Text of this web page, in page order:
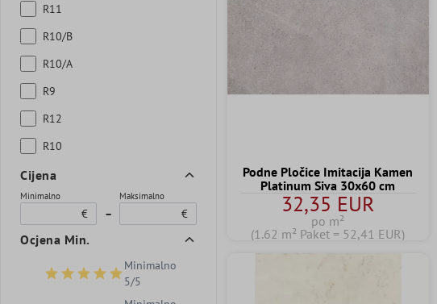
R11
R10/B
R10/A
R9
R12
R10
Cijena
Minimalno
€ –
Maksimalno
€
Ocjena Min.
Dodaj filtar: Minimalna ocjena 5 od 5 zvjezdica
Minimalno
5/5
Podne Pločice Imitacija Kamen
Platinum Siva 30x60 cm
32,35 EUR
po m²
(1.62 m² Paket = 52,41 EUR)